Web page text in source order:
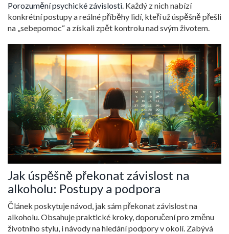
Porozumění psychické závislosti. Každý z nich nabízí
konkrétní postupy a reálné příběhy lidí, kteří už úspěšně přešli
na „sebepomoc“ a získali zpět kontrolu nad svým životem.
Jak úspěšně překonat závislost na
alkoholu: Postupy a podpora
Článek poskytuje návod, jak sám překonat závislost na
alkoholu. Obsahuje praktické kroky, doporučení pro změnu
životního stylu, i návody na hledání podpory v okolí. Zabývá